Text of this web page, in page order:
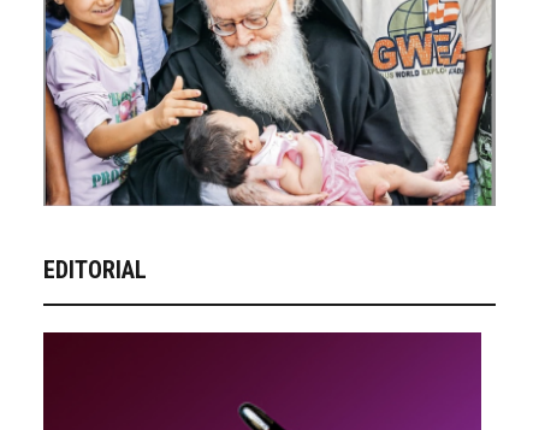
EDITORIAL